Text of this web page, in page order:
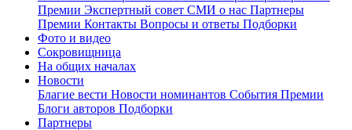
Премии Экспертный совет СМИ о нас Партнеры
Премии Контакты Вопросы и ответы Подборки
Фото и видео
Сокровищница
На общих началах
Новости
Благие вести Новости номинантов События Премии
Блоги авторов Подборки
Партнеры